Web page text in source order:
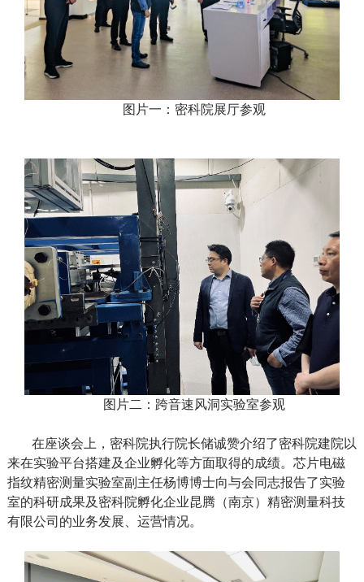
图片一：密科院展厅参观
图片二：跨音速风洞实验室参观
在座谈会上，密科院执行院长储诚赞介绍了密科院建院以
来在实验平台搭建及企业孵化等方面取得的成绩。芯片电磁
指纹精密测量实验室副主任杨博博士向与会同志报告了实验
室的科研成果及密科院孵化企业昆腾（南京）精密测量科技
有限公司的业务发展、运营情况。